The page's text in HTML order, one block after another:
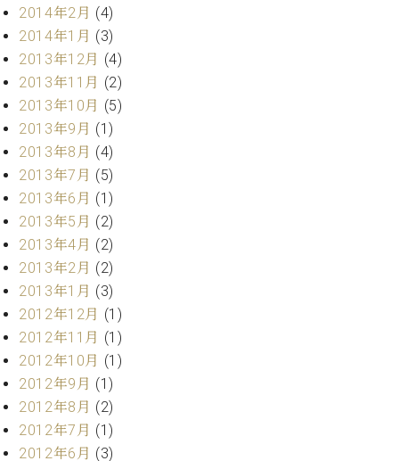
2014年2月 (4)
2014年1月 (3)
2013年12月 (4)
2013年11月 (2)
2013年10月 (5)
2013年9月 (1)
2013年8月 (4)
2013年7月 (5)
2013年6月 (1)
2013年5月 (2)
2013年4月 (2)
2013年2月 (2)
2013年1月 (3)
2012年12月 (1)
2012年11月 (1)
2012年10月 (1)
2012年9月 (1)
2012年8月 (2)
2012年7月 (1)
2012年6月 (3)